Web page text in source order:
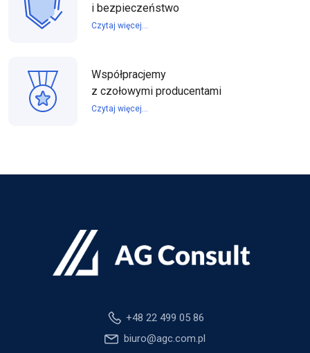
i bezpieczeństwo
Czytaj więcej...
Współpracjemy
z czołowymi producentami
Czytaj więcej...
+48 22 499 05 86
biuro@agc.com.pl